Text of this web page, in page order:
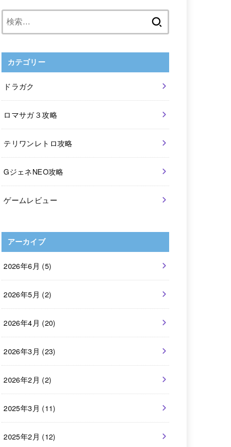
カテゴリー
ドラガク
ロマサガ３攻略
テリワンレトロ攻略
GジェネNEO攻略
ゲームレビュー
アーカイブ
2026年6月 (5)
2026年5月 (2)
2026年4月 (20)
2026年3月 (23)
2026年2月 (2)
2025年3月 (11)
2025年2月 (12)